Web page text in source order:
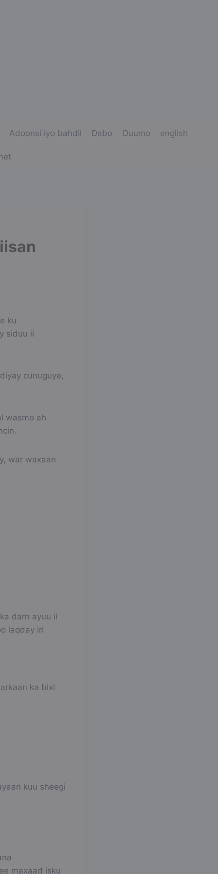
Adoonsi iyo bahdil Dabo Duumo english
ku
siduu ii
cunuguye,
wasmo ah
war waxaan
darn ayuu ii
laqday iri
ka bixi
kuu sheegi
maxaad isku